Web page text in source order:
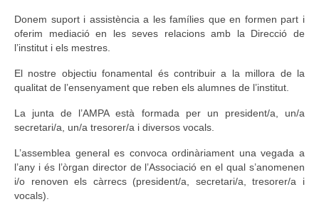
Documents
Revista
Enllaços
Contacte
Donem suport i assistència a les famílies que en formen part i
oferim mediació en les seves relacions amb la Direcció de
l’institut i els mestres.
El nostre objectiu fonamental és contribuir a la millora de la
qualitat de l’ensenyament que reben els alumnes de l’institut.
La junta de l’AMPA està formada per un president/a, un/a
secretari/a, un/a tresorer/a i diversos vocals.
L’assemblea general es convoca ordinàriament una vegada a
l’any i és l’òrgan director de l’Associació en el qual s’anomenen
i/o renoven els càrrecs (president/a, secretari/a, tresorer/a i
vocals).